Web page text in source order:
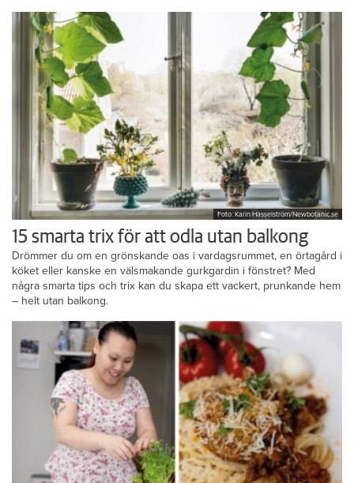
Foto: Karin Hasselström/Newbotanic.se
15 smarta trix för att odla utan balkong
Drömmer du om en grönskande oas i vardagsrummet, en örtagård i
köket eller kanske en välsmakande gurkgardin i fönstret? Med
några smarta tips och trix kan du skapa ett vackert, prunkande hem
– helt utan balkong.